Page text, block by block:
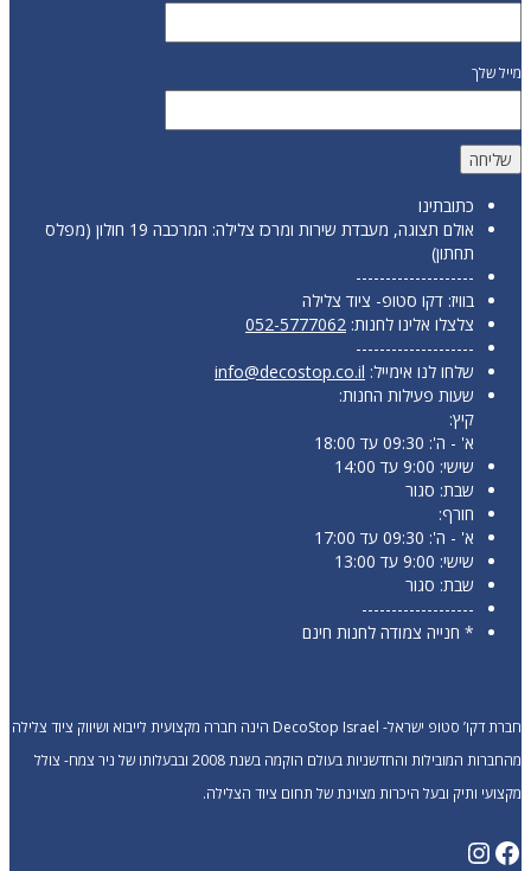
מייל שלך
כתובתינו
אולם תצוגה, מעבדת שירות ומרכז צלילה: המרכבה 19 חולון (מפלס
תחתון)
--------------------
בוויז: דקו סטופ- ציוד צלילה
צלצלו אלינו לחנות: 052-5777062
--------------------
שלחו לנו אימייל: info@decostop.co.il
שעות פעילות החנות:
קיץ:
א' - ה': 09:30 עד 18:00
שישי: 9:00 עד 14:00
שבת: סגור
חורף:
א' - ה': 09:30 עד 17:00
שישי: 9:00 עד 13:00
שבת: סגור
-------------------
* חנייה צמודה לחנות חינם
חברת דקו’ סטופ ישראל- DecoStop Israel הינה חברה מקצועית לייבוא ושיווק ציוד צלילה
מהחברות המובילות והחדשניות בעולם הוקמה בשנת 2008 ובבעלותו של ניר צמח- צולל
מקצועי ותיק ובעל היכרות מצוינת של תחום ציוד הצלילה.
Facebook
Instagram